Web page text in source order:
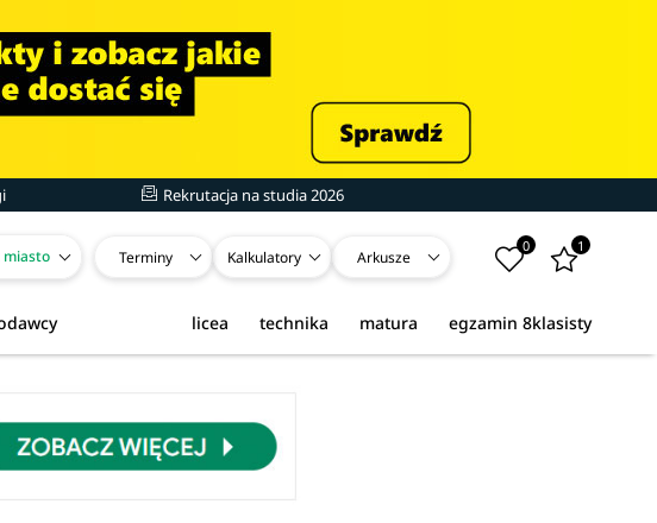
Rekrutacja na studia 2026
miasto Terminy Kalkulatory Arkusze
0 1
egzamin 8klasisty
matura
technika
licea